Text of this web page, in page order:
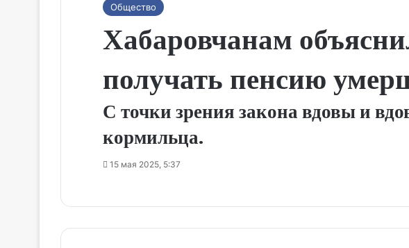
Общество
Хабаровчанам
получать пенсию
С точки зрения закона вдовы и
кормильца.
15 мая 2025, 5:37